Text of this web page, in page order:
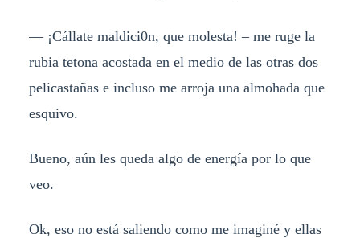
— ¡Cállate maldici0n, que molesta! – me ruge la
rubia tetona acostada en el medio de las otras dos
pelicastañas e incluso me arroja una almohada que
esquivo.
Bueno, aún les queda algo de energía por lo que
veo.
Ok, eso no está saliendo como me imaginé y ellas